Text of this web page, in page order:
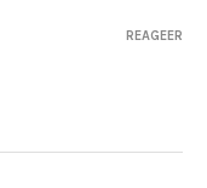
REAGEER